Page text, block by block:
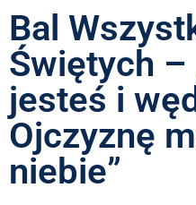
Bal
Świętych –
jesteś i
Ojczyznę
niebie”